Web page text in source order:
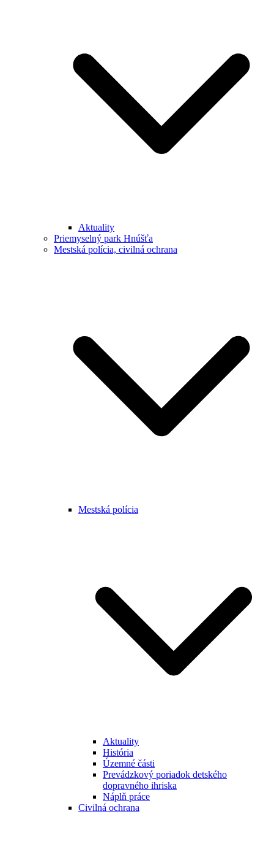
Aktuality
Priemyselný park Hnúšťa
Mestská polícia, civilná ochrana
Mestská polícia
Aktuality
História
Územné části
Prevádzkový poriadok detského
dopravného ihriska
Náplň práce
Civilná ochrana